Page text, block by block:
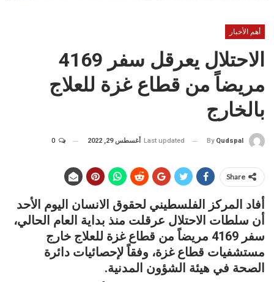
أهم الأخبار
الاحتلال يعرقل سفر 4169
مريضاً من قطاع غزة للعلاج
بالخارج
By Qudspal
Last updated أغسطس 29, 2022
Share
أفاد المركز الفلسطيني لحقوق الانسان اليوم الأحد
أن سلطات الاحتلال عرقلت منذ بداية العام الحالي،
سفر 4169 مريضاً من قطاع غزة للعلاج خارج
مستشفيات قطاع غزة، وفقاً لإحصائيات دائرة
الصحة في هيئة الشؤون المدنية.